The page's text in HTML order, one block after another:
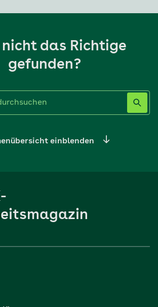
nicht das Richtige
gefunden?
einblenden